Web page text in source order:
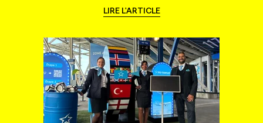
LIRE L'ARTICLE